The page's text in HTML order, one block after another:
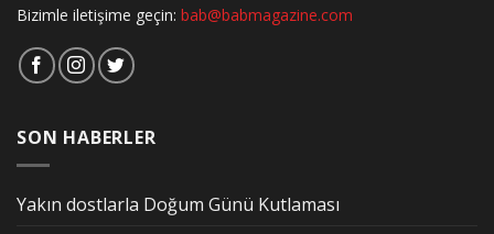
Bizimle iletişime geçin: bab@babmagazine.com
SON HABERLER
Yakın dostlarla Doğum Günü Kutlaması